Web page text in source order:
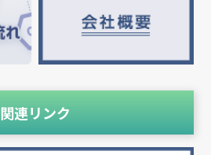
関連リンク